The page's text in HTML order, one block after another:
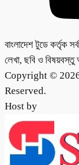
বাংলাদেশ টুডে কর্তৃক
লেখা, ছবি ও
Copyright ©
Reserved.
Host by